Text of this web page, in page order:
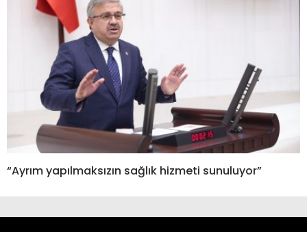
“Ayrım yapılmaksızın sağlık hizmeti sunuluyor”